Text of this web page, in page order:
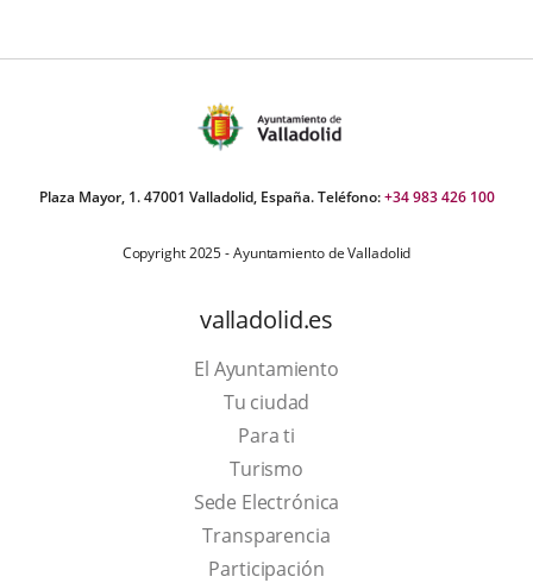
Plaza Mayor, 1. 47001 Valladolid, España. Teléfono:+34 983 426 100
Copyright 2025 - Ayuntamiento de Valladolid
valladolid.es
El Ayuntamiento
Tu ciudad
Para ti
TurismoThis
link
will
open
Sede Electrónica
Transparencia
Participación